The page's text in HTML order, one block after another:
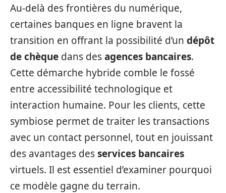
Au-delà des frontières du numérique,
certaines banques en ligne bravent la
transition en offrant la possibilité d’un dépôt
de chèque dans desagences bancaires.
Cette démarche hybride comble le fossé
entre accessibilité technologique et
interaction humaine. Pour les clients, cette
symbiose permet de traiter les transactions
avec un contact personnel, tout en jouissant
des avantages desservices bancaires
virtuels. Il est essentiel d’examiner pourquoi
ce modèle gagne du terrain.